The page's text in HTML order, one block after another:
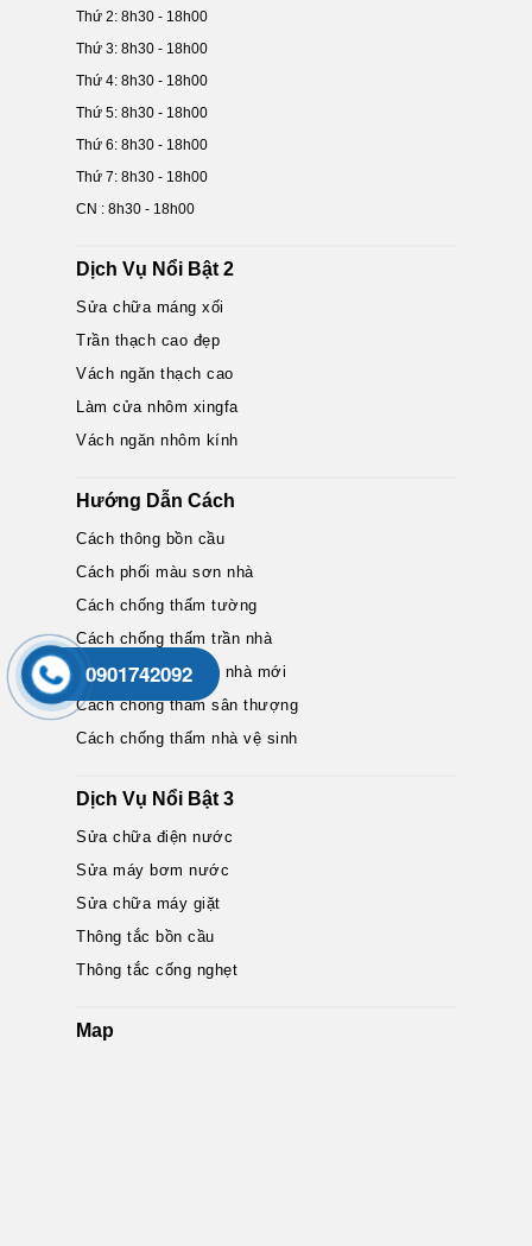
Thứ 2: 8h30 - 18h00
Thứ 3: 8h30 - 18h00
Thứ 4: 8h30 - 18h00
Thứ 5: 8h30 - 18h00
Thứ 6: 8h30 - 18h00
Thứ 7: 8h30 - 18h00
CN : 8h30 - 18h00
Dịch Vụ Nổi Bật 2
Sửa chữa máng xối
Trần thạch cao đẹp
Vách ngăn thạch cao
Làm cửa nhôm xingfa
Vách ngăn nhôm kính
Hướng Dẫn Cách
Cách thông bồn cầu
Cách phối màu sơn nhà
Cách chống thấm tường
Cách chống thấm trần nhà
Cách khử màu sơn nhà mới
Cách chống thấm sân thượng
Cách chống thấm nhà vệ sinh
Dịch Vụ Nổi Bật 3
Sửa chữa điện nước
Sửa máy bơm nước
Sửa chữa máy giặt
Thông tắc bồn cầu
Thông tắc cống nghẹt
Map
0901742092